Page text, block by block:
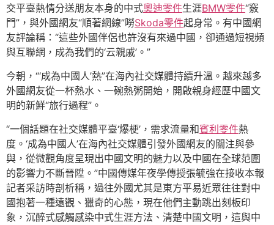
交平臺熱情分送朋友本身的中式奧迪零件生涯BMW零件“竅
門”，與外國網友“順著網線”嘮Skoda零件起身常。有中國網
友評論稱：“這些外國伴侶也許沒有來過中國，卻通過短視頻
與互聯網，成為我們的‘云親戚’。”
今朝，“‘成為中國人’熱”在海內社交媒體持續升溫。越來越多
外國網友從一杯熱水、一碗熱粥開始，開啟親身經歷中國文
明的新鮮“旅行過程”。
“一個話題在社交媒體平臺‘爆梗’，需求流量和賓利零件熱
度。‘成為中國人’在海內社交媒體引發外國網友的關注與參
與，從微觀角度呈現出中國文明的魅力以及中國在全球范圍
的影響力不斷晉陞。”中國傳媒年夜學傳授張毓強在接收本報
記者采訪時剖析稱，過往外國尤其是東方平易近眾往往對中
國抱著一種遠觀、獵奇的心態，現在他們主動跳出刻板印
象，沉醉式感觸感染中式生涯方法、清楚中國文明，這與中